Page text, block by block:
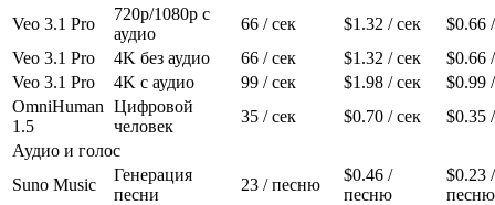
Veo 3.1 Pro
720p/1080p с
аудио
66 / сек $1.32 / сек $0.66
Veo 3.1 Pro
4K без аудио 66 / сек $1.32 / сек $0.66
Veo 3.1 Pro
4K с аудио 99 / сек $1.98 / сек $0.99
OmniHuman
1.5
Цифровой
человек
35 / сек $0.70 / сек $0.35
Аудио и голос
Suno Music
Генерация
песни
23 / песню
$0.46 /
песню
$0.23 /
песню